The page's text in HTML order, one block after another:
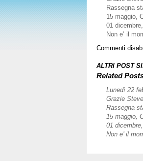
Rassegna
15 maggio,
01
Non e’ il
Commenti
ALTRI POST
Related
Lunedì 22
Grazie
Rassegna
15 maggio,
01
Non e’ il